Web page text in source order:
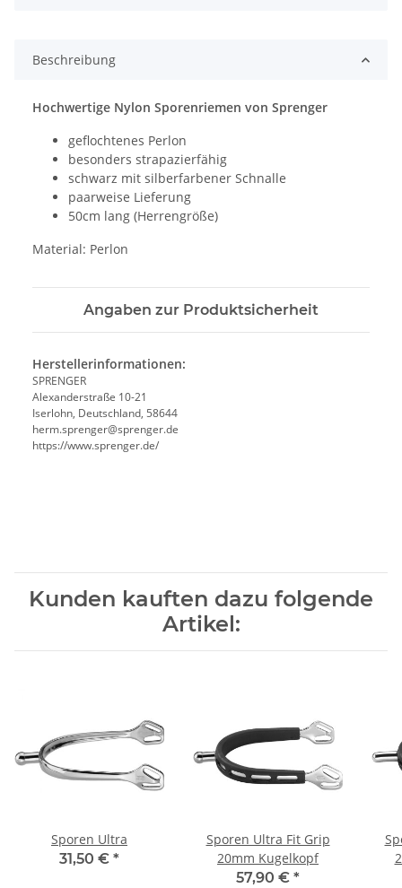
Beschreibung
Hochwertige Nylon Sporenriemen von Sprenger
geflochtenes Perlon
besonders strapazierfähig
schwarz mit silberfarbener Schnalle
paarweise Lieferung
50cm lang (Herrengröße)
Material: Perlon
Angaben zur Produktsicherheit
Herstellerinformationen:
SPRENGER
Alexanderstraße 10-21
Iserlohn, Deutschland, 58644
herm.sprenger@sprenger.de
https://www.sprenger.de/
Kunden kauften dazu folgende
Artikel:
Sporen Ultra
31,50 € *
Sporen Ultra Fit Grip
20mm Kugelkopf
57,90 € *